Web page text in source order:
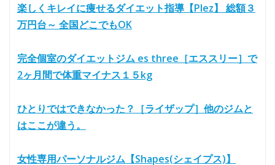
楽しくキレイに痩せるダイエット指導【Plez】 総額３
万円台～ 全国どこでもOK
完全個室のダイエットジム es three［エススリー］で
2ヶ月間で体重マイナス１５kg
ひとりではできなかった？［ライザップ］他のジムと
はここが違う。
女性専用パーソナルジム【Shapes(シェイプス)】